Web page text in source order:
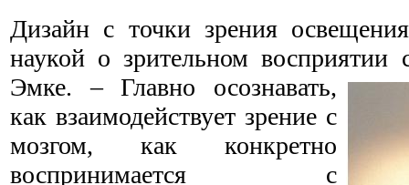
Дизайн с точки зрения
наукой о зрительном восприятии
Эмке. – Главно осознавать,
как взаимодействует зрение с
мозгом, как конкретно
воспринимается с